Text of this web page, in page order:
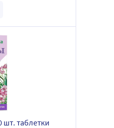
шт. таблетки